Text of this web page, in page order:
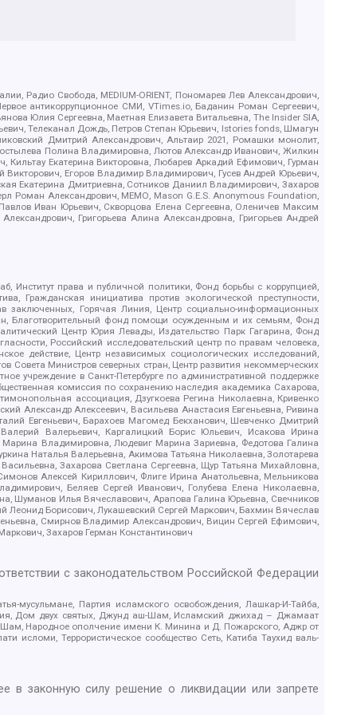
Радио Свобода, MEDIUM-ORIENT, Пономарев Лев Александрович,
антикоррупционное СМИ, VTimes.io, Баданин Роман Сергеевич,
Юлия Сергеевна, Маетная Елизавета Витальевна, The Insider SIA,
Телеканал Дождь, Петров Степан Юрьевич, Istories fonds, Шмагун
Дмитрий Александрович, Альтаир 2021, Ромашки монолит,
Полина Владимировна, Лютов Александр Иванович, Жилкин
Екатерина Викторовна, Любарев Аркадий Ефимович, Гурман
Егоров Владимир Владимирович, Гусев Андрей Юрьевич,
Екатерина Дмитриевна, Сотников Даниил Владимирович, Захаров
Роман Александрович, МЕМО, Mason G.E.S. Anonymous Foundation,
Иван Юрьевич, Скворцова Елена Сергеевна, Оленичев Максим
Григорьева Алина Александровна, Григорьев Андрей
Институт права и публичной политики, Фонд борьбы с коррупцией,
Гражданская инициатива против экологической преступности,
заключенных, Горячая Линия, Центр социально-информационных
Благотворительный фонд помощи осужденным и их семьям, Фонд
Центр Юрия Левады, Издательство Парк Гагарина, Фонд
Российский исследовательский центр по правам человека,
действие, Центр независимых социологических исследований,
Министров северных стран, Центр развития некоммерческих
учреждение в Санкт-Петербурге по административной поддержке
комиссия по сохранению наследия академика Сахарова,
ассоциация, Дзугкоева Регина Николаевна, Кривенко
Александр Алексеевич, Васильева Анастасия Евгеньевна, Ривина
Евгеньевич, Барахоев Магомед Бекханович, Шевченко Дмитрий
Валерьевич, Каргалицкий Борис Юльевич, Исакова Ирина
Владимировна, Людевиг Марина Зариевна, Федотова Галина
Наталья Валерьевна, Акимова Татьяна Николаевна, Золотарева
Захарова Светлана Сергеевна, Щур Татьяна Михайловна,
Алексей Кириллович, Флиге Ирина Анатольевна, Мельникова
Беляев Сергей Иванович, Голубева Елена Николаевна,
Шуманов Илья Вячеславович, Арапова Галина Юрьевна, Свечников
Борисович, Лукашевский Сергей Маркович, Бахмин Вячеслав
Смирнов Владимир Александрович, Вицин Сергей Ефимович,
Захаров Герман Константинович
с законодательством Российской Федерации
мусульмане, Партия исламского освобождения, Лашкар-И-Тайба,
Дом двух святых, Джунд аш-Шам, Исламский джихад – Джамаат
Шам, Народное ополчение имени К. Минина и Д. Пожарского, Аджр от
Террористическое сообщество Сеть, Катиба Таухид валь-
в законную силу решение о ликвидации или запрете